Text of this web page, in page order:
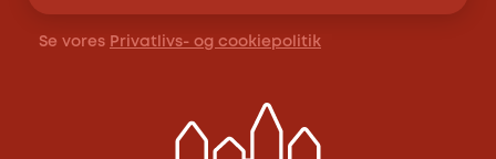
Se vores Privatlivs- og cookiepolitik